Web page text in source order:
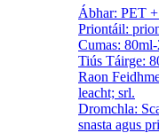
Ábhar: PET
Priontáil:
Cumas:
Tiús Táirge:
Raon
leacht; srl.
Dromchla:
snasta agus